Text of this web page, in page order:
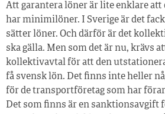
Att garantera löner är lite enklare att
har minimilöner. I Sverige är det
sätter löner. Och därför är det
ska gälla. Men som det är nu, krävs
kollektivavtal för att den
få svensk lön. Det finns inte heller
för de transportföretag som har
Det som finns är en sanktionsavgift